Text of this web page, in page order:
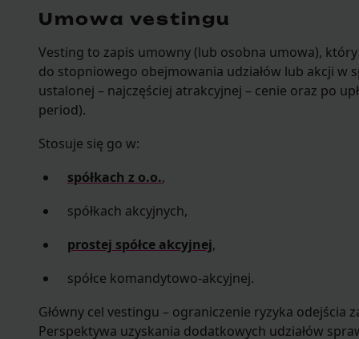
Umowa vestingu
Vesting to zapis umowny (lub osobna umowa),
do stopniowego obejmowania udziałów lub akcji w
ustalonej – najczęściej atrakcyjnej – cenie oraz po
period).
Stosuje się go w:
spółkach z o.o.,
spółkach akcyjnych,
prostej spółce akcyjnej,
spółce komandytowo-akcyjnej.
Główny cel vestingu – ograniczenie ryzyka odejścia
Perspektywa uzyskania dodatkowych udziałów